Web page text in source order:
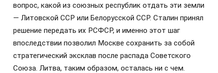
вопрос, какой из союзных республик отдать эти земли
— Литовской ССР или Белорусской ССР. Сталин принял
решение передать их РСФСР, и именно этот шаг
впоследствии позволил Москве сохранить за собой
стратегический эксклав после распада Советского
Союза. Литва, таким образом, осталась ни с чем.